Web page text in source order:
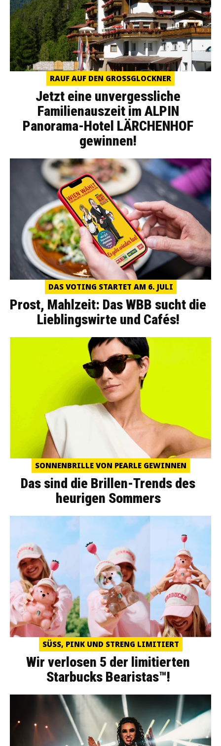
RAUF AUF DEN GROSSGLOCKNER
Jetzt eine unvergessliche
Familienauszeit im ALPIN
Panorama-Hotel LÄRCHENHOF
gewinnen!
DAS VOTING STARTET AM 6. JULI
Prost, Mahlzeit: Das WBB sucht die
Lieblingswirte und Cafés!
SONNENBRILLE VON PEARLE GEWINNEN
Das sind die Brillen-Trends des
heurigen Sommers
SÜSS, PINK UND STRENG LIMITIERT
Wir verlosen 5 der limitierten
Starbucks Bearistas™!